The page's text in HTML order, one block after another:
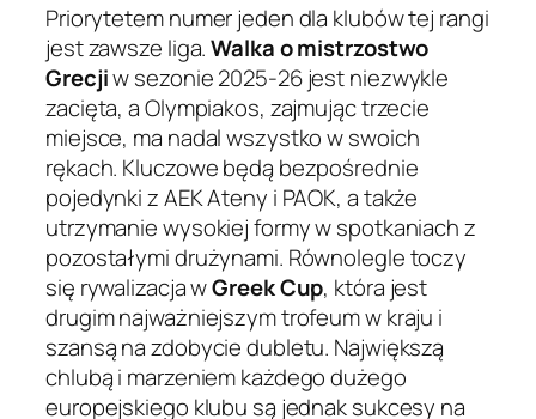
Priorytetem numer jeden dla klubów tej rangi
jest zawsze liga.Walka o mistrzostwo
Grecjiw sezonie 2025-26 jest niezwykle
zacięta, a Olympiakos, zajmując trzecie
miejsce, ma nadal wszystko w swoich
rękach. Kluczowe będą bezpośrednie
pojedynki z AEK Ateny i PAOK, a także
utrzymanie wysokiej formy w spotkaniach z
pozostałymi drużynami. Równolegle toczy
się rywalizacja wGreek Cup, która jest
drugim najważniejszym trofeum w kraju i
szansą na zdobycie dubletu. Największą
chlubą i marzeniem każdego dużego
europejskiego klubu są jednak sukcesy na